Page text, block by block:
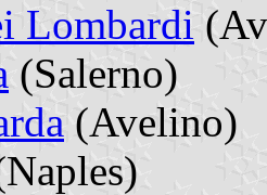
Lombardi
(Salerno)
(Avelino)